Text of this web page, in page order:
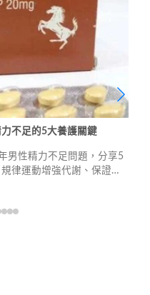
不足的5大養護關鍵
男性精力不足問題，分享5
律運動增強代謝、保證睡